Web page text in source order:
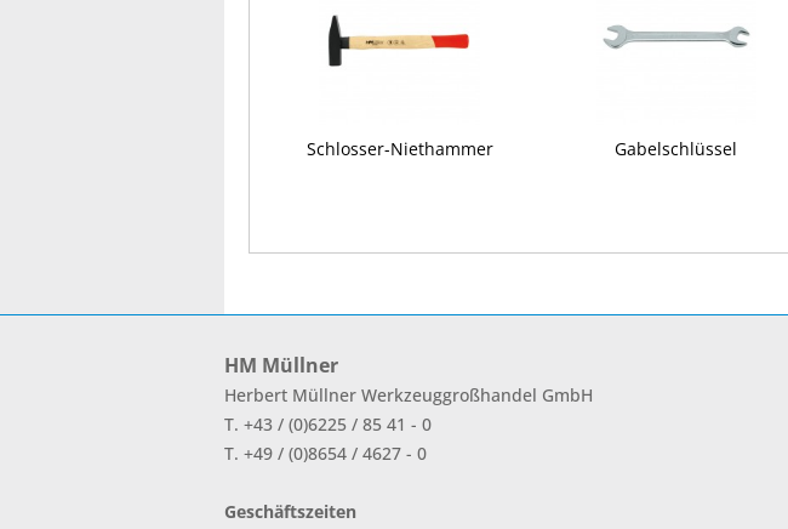
Schlosser-Niethammer Gabelschlüssel
HM Müllner
Herbert Müllner Werkzeuggroßhandel GmbH
T. +43 / (0)6225 / 85 41 - 0
T. +49 / (0)8654 / 4627 - 0
Geschäftszeiten